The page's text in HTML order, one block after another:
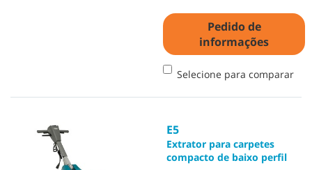
Pedido de
informações
Selecione para comparar
E5
Extrator para carpetes
compacto de baixo perfil